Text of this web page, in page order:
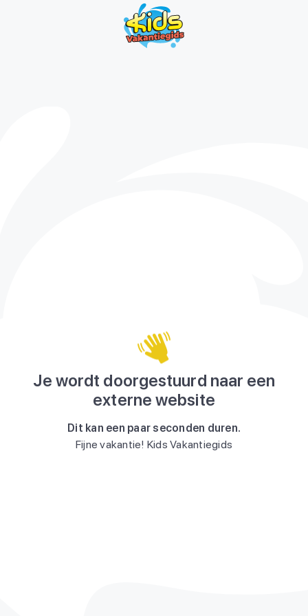
Je wordt doorgestuurd naar een
externe website
Dit kan een paar seconden duren.
Fijne vakantie! Kids Vakantiegids